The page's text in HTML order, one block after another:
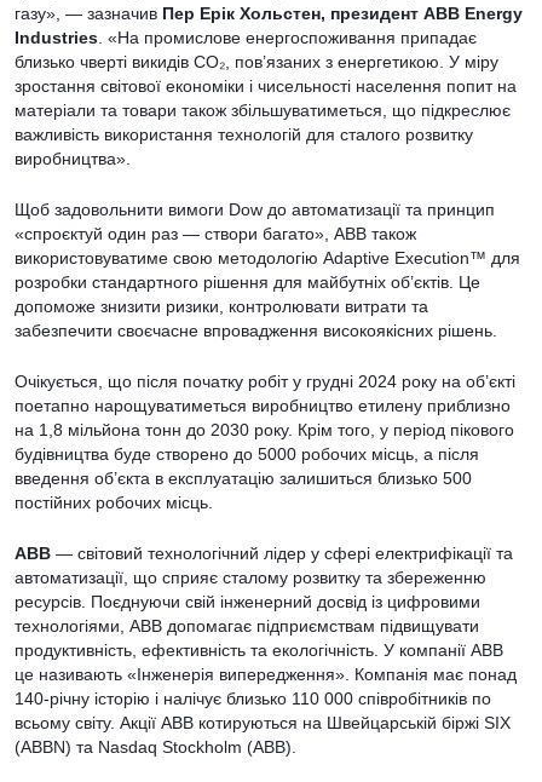
газу», — зазначив Пер Ерік Хольстен, президент ABB Energy
Industries . «На промислове енергоспоживання припадає
близько чверті викидів CO₂, пов’язаних з енергетикою. У міру
зростання світової економіки і чисельності населення попит на
матеріали та товари також збільшуватиметься, що підкреслює
важливість використання технологій для сталого розвитку
виробництва».
Щоб задовольнити вимоги Dow до автоматизації та принцип
«спроєктуй один раз — створи багато», ABB також
використовуватиме свою методологію Adaptive Execution™ для
розробки стандартного рішення для майбутніх об’єктів. Це
допоможе знизити ризики, контролювати витрати та
забезпечити своєчасне впровадження високоякісних рішень.
Очікується, що після початку робіт у грудні 2024 року на об’єкті
поетапно нарощуватиметься виробництво етилену приблизно
на 1,8 мільйона тонн до 2030 року. Крім того, у період пікового
будівництва буде створено до 5000 робочих місць, а після
введення об’єкта в експлуатацію залишиться близько 500
постійних робочих місць.
ABB — світовий технологічний лідер у сфері електрифікації та
автоматизації, що сприяє сталому розвитку та збереженню
ресурсів. Поєднуючи свій інженерний досвід із цифровими
технологіями, ABB допомагає підприємствам підвищувати
продуктивність, ефективність та екологічність. У компанії ABB
це називають «Інженерія випередження». Компанія має понад
140-річну історію і налічує близько 110 000 співробітників по
всьому світу. Акції ABB котируються на Швейцарській біржі SIX
(ABBN) та Nasdaq Stockholm (ABB).